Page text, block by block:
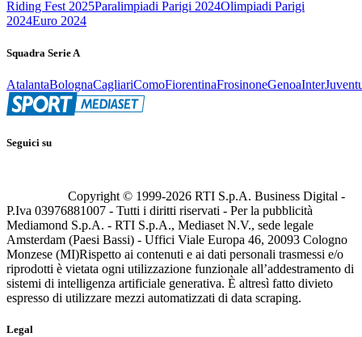
Riding Fest 2025Paralimpiadi Parigi 2024Olimpiadi Parigi
2024Euro 2024
Squadra Serie A
AtalantaBolognaCagliariComoFiorentinaFrosinoneGenoaInter
Seguici su
Copyright © 1999-2026 RTI S.p.A. Business Digital -
P.Iva 03976881007 - Tutti i diritti riservati - Per la pubblicità
Mediamond S.p.A. - RTI S.p.A., Mediaset N.V., sede legale
Amsterdam (Paesi Bassi) - Uffici Viale Europa 46, 20093 Cologno
Monzese (MI)Rispetto ai contenuti e ai dati personali trasmessi e/o
riprodotti è vietata ogni utilizzazione funzionale all’addestramento di
sistemi di intelligenza artificiale generativa. È altresì fatto divieto
espresso di utilizzare mezzi automatizzati di data scraping.
Legal